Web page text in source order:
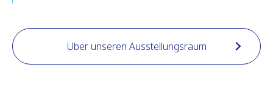
Über unseren Ausstellungsraum